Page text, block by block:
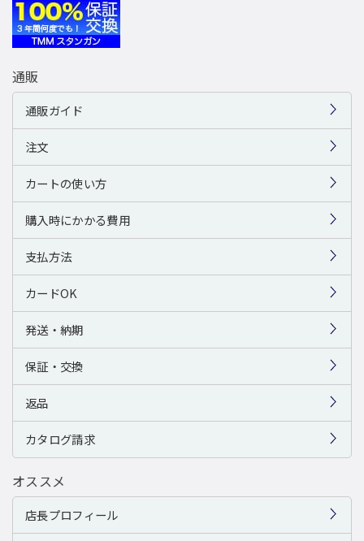
通販
通販ガイド
注文
カートの使い方
購入時にかかる費用
支払方法
カードOK
発送・納期
保証・交換
返品
カタログ請求
オススメ
店長プロフィール